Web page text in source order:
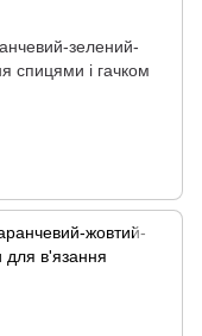
зелений-
спицями і гачком